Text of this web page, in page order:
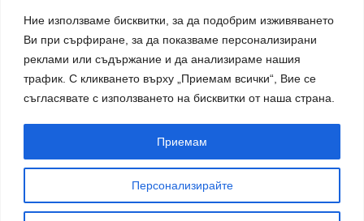
Ние използваме бисквитки, за да подобрим изживяването
Ви при сърфиране, за да показваме персонализирани
реклами или съдържание и да анализираме нашия
трафик. С кликването върху „Приемам всички“, Вие се
съгласявате с използването на бисквитки от наша страна.
Персонализирайте
Приемам
Уважаеми Клиенти,
Поради годишна инвентаризация в
няма да работят с клиенти, и няма да
се изпращат поръчки.
Направените поръчки в този период
реда на тяхното получаване.
Благодарим за разбирането и се
неудобство!